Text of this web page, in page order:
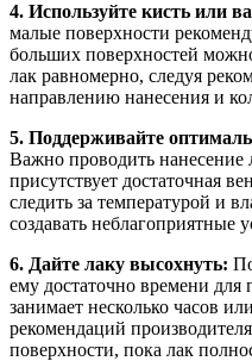
4. Используйте кисть или
малые поверхности
больших поверхностей
лак равномерно, следуя
направлению нанесения и
5. Поддерживайте
Важно проводить нанесение
присутствует достаточная
следить за температурой и
создавать неблагоприятные
6. Дайте лаку высохнуть:
ему достаточно времени
занимает несколько часов
рекомендаций
поверхности, пока лак